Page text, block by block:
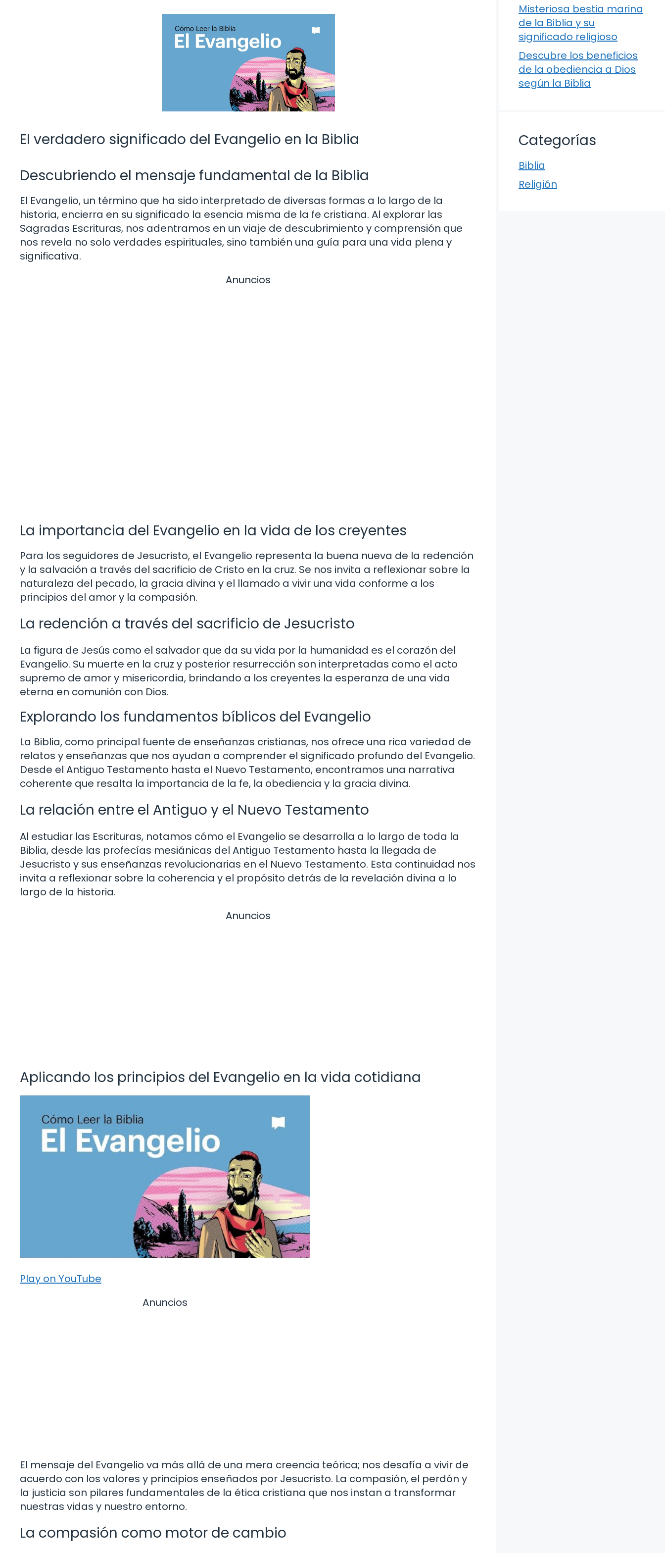
El verdadero significado del Evangelio en la Biblia
Descubriendo el mensaje fundamental de la Biblia
El Evangelio, un término que ha sido interpretado de diversas formas a lo largo de la
historia, encierra en su significado la esencia misma de la fe cristiana. Al explorar las
Sagradas Escrituras, nos adentramos en un viaje de descubrimiento y comprensión que
nos revela no solo verdades espirituales, sino también una guía para una vida plena y
significativa.
Anuncios
La importancia del Evangelio en la vida de los creyentes
Para los seguidores de Jesucristo, el Evangelio representa la buena nueva de la redención
y la salvación a través del sacrificio de Cristo en la cruz. Se nos invita a reflexionar sobre la
naturaleza del pecado, la gracia divina y el llamado a vivir una vida conforme a los
principios del amor y la compasión.
La redención a través del sacrificio de Jesucristo
La figura de Jesús como el salvador que da su vida por la humanidad es el corazón del
Evangelio. Su muerte en la cruz y posterior resurrección son interpretadas como el acto
supremo de amor y misericordia, brindando a los creyentes la esperanza de una vida
eterna en comunión con Dios.
Explorando los fundamentos bíblicos del Evangelio
La Biblia, como principal fuente de enseñanzas cristianas, nos ofrece una rica variedad de
relatos y enseñanzas que nos ayudan a comprender el significado profundo del Evangelio.
Desde el Antiguo Testamento hasta el Nuevo Testamento, encontramos una narrativa
coherente que resalta la importancia de la fe, la obediencia y la gracia divina.
La relación entre el Antiguo y el Nuevo Testamento
Al estudiar las Escrituras, notamos cómo el Evangelio se desarrolla a lo largo de toda la
Biblia, desde las profecías mesiánicas del Antiguo Testamento hasta la llegada de
Jesucristo y sus enseñanzas revolucionarias en el Nuevo Testamento. Esta continuidad nos
invita a reflexionar sobre la coherencia y el propósito detrás de la revelación divina a lo
largo de la historia.
Anuncios
Aplicando los principios del Evangelio en la vida cotidiana
Play on YouTube
Anuncios
El mensaje del Evangelio va más allá de una mera creencia teórica; nos desafía a vivir de
acuerdo con los valores y principios enseñados por Jesucristo. La compasión, el perdón y
la justicia son pilares fundamentales de la ética cristiana que nos instan a transformar
nuestras vidas y nuestro entorno.
La compasión como motor de cambio
Misteriosa bestia marina
de la Biblia y su
significado religioso
Descubre los beneficios
de la obediencia a Dios
según la Biblia
Categorías
Biblia
Religión